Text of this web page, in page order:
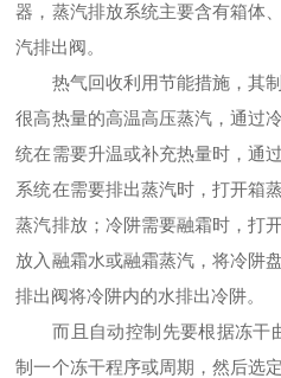
器，蒸汽排放系统主要含有箱体
汽排出阀。
热气回收利用节能措施，其制
很高热量的高温高压蒸汽，通过
统在需要升温或补充热量时，通
系统在需要排出蒸汽时，打开箱
蒸汽排放；冷阱需要融霜时，打
放入融霜水或融霜蒸汽，将冷阱
排出阀将冷阱内的水排出冷阱。
而且自动控制先要根据冻干
制一个冻干程序或周期，然后选